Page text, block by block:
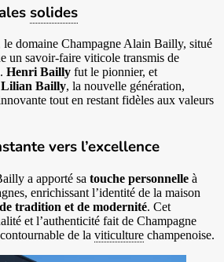
solides
le domaine Champagne Alain Bailly, situé
un savoir-faire viticole transmis de
Henri Bailly fut le pionnier, et
Bailly, la nouvelle génération,
tout en restant fidèles aux valeurs
vers l’excellence
a apporté sa touche personnelle à
enrichissant l’identité de la maison
tradition et de modernité. Cet
et l’authenticité fait de Champagne
de la viticulture champenoise.